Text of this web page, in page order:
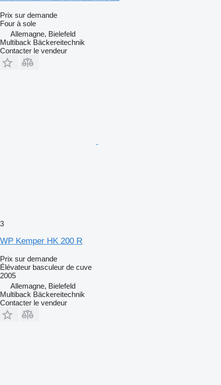
Prix sur demande
Four à sole
Allemagne, Bielefeld
Multiback Bäckereitechnik
Contacter le vendeur
3
WP Kemper HK 200 R
Prix sur demande
Élévateur basculeur de cuve
2005
Allemagne, Bielefeld
Multiback Bäckereitechnik
Contacter le vendeur